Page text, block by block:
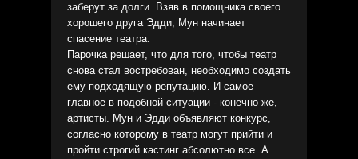
заберут за долги. Взяв в помощника своего
хорошего друга Эдди, Мун начинает
спасение театра.
Парочка решает, что для того, чтобы театр
снова стал востребован, необходимо создать
ему подходящую репутацию. И самое
главное в подобной ситуации - конечно же,
артисты. Мун и Эдди объявляют конкурс,
согласно которому в театр могут прийти и
пройти строгий кастинг абсолютно все. А